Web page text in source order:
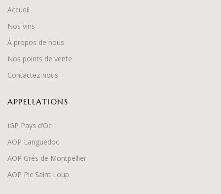
Accueil
Nos vins
À propos de nous
Nos points de vente
Contactez-nous
APPELLATIONS
IGP Pays d’Oc
AOP Languedoc
AOP Grés de Montpellier
AOP Pic Saint Loup